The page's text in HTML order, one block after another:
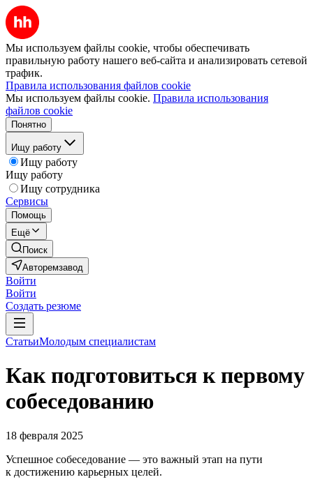
Мы используем файлы cookie, чтобы обеспечивать
правильную работу нашего веб-сайта и анализировать сетевой
трафик.
Правила использования файлов cookie
Мы используем файлы cookie. Правила использования
файлов cookie
Понятно
Ищу работу
Ищу работу
Ищу работу
Ищу сотрудника
Сервисы
Помощь
Ещё
Поиск
Авторемзавод
Войти
Войти
Создать резюме
СтатьиМолодым специалистам
Как подготовиться к первому
собеседованию
18 февраля 2025
Успешное собеседование — это важный этап на пути
к достижению карьерных целей.